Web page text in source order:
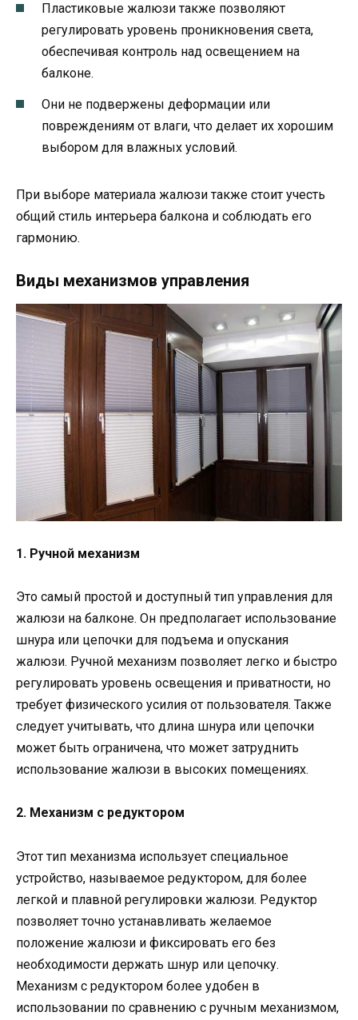
Пластиковые жалюзи также позволяют
регулировать уровень проникновения света,
обеспечивая контроль над освещением на
балконе.
Они не подвержены деформации или
повреждениям от влаги, что делает их хорошим
выбором для влажных условий.
При выборе материала жалюзи также стоит учесть
общий стиль интерьера балкона и соблюдать его
гармонию.
Виды механизмов управления
1. Ручной механизм
Это самый простой и доступный тип управления для
жалюзи на балконе. Он предполагает использование
шнура или цепочки для подъема и опускания
жалюзи. Ручной механизм позволяет легко и быстро
регулировать уровень освещения и приватности, но
требует физического усилия от пользователя. Также
следует учитывать, что длина шнура или цепочки
может быть ограничена, что может затруднить
использование жалюзи в высоких помещениях.
2. Механизм с редуктором
Этот тип механизма использует специальное
устройство, называемое редуктором, для более
легкой и плавной регулировки жалюзи. Редуктор
позволяет точно устанавливать желаемое
положение жалюзи и фиксировать его без
необходимости держать шнур или цепочку.
Механизм с редуктором более удобен в
использовании по сравнению с ручным механизмом,